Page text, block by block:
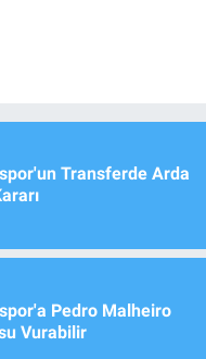
Transferde Arda
Pedro Malheiro
Vurabilir